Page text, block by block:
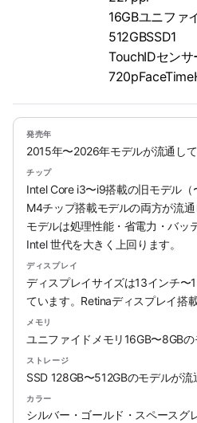
16GBユニファ
512GBSSD1
TouchIDセンサ
発売年
2015年〜2026年モデルが流通して
チップ
Intel Core i3〜i9搭載の旧モデル
M4チップ搭載モデルの両方が流
モデルは処理性能・省電力・バッ
Intel 世代を大きく上回ります。
ディスプレイ
ディスプレイサイズは13インチ〜
ています。Retinaディスプレイ搭載
メモリ
ユニファイドメモリ16GB〜8GBの
ストレージ
SSD 128GB〜512GBのモデルが流
カラー
シルバー・ゴールド・スペースグ